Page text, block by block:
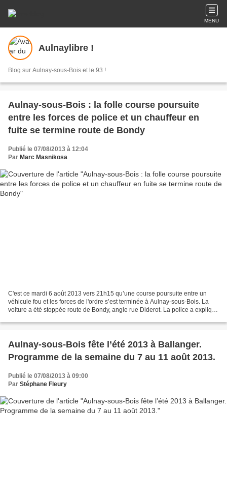
MENU
Aulnaylibre !
Blog sur Aulnay-sous-Bois et le 93 !
Aulnay-sous-Bois : la folle course poursuite
entre les forces de police et un chauffeur en
fuite se termine route de Bondy
Publié le 07/08/2013 à 12:04
Par Marc Masnikosa
C'est ce mardi 6 août 2013 vers 21h15 qu’une course poursuite entre un
véhicule fou et les forces de l'ordre s’est terminée à Aulnay-sous-Bois. La
voiture a été stoppée route de Bondy, angle rue Diderot. La police a expliqué
Aulnay-sous-Bois fête l’été 2013 à Ballanger.
Programme de la semaine du 7 au 11 août 2013.
Publié le 07/08/2013 à 09:00
Par Stéphane Fleury